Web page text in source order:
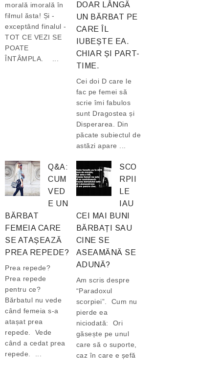
morală imorală în
filmul ăsta! Și -
exceptând finalul -
TOT CE VEZI SE
POATE
ÎNTÂMPLA. ...
DOAR LÂNGĂ
UN BĂRBAT PE
CARE ÎL
IUBEȘTE EA.
CHIAR ȘI PART-
TIME.
Cei doi D care le
fac pe femei să
scrie îmi fabulos
sunt Dragostea și
Disperarea. Din
păcate subiectul de
astăzi apare ...
Q&A:
CUM
VED
E UN
BĂRBAT
FEMEIA CARE
SE ATAȘEAZĂ
PREA REPEDE?
Prea repede?
Prea repede
pentru ce?
Bărbatul nu vede
când femeia s-a
atașat prea
repede. Vede
când a cedat prea
repede. ...
SCO
RPII
LE
IAU
CEI MAI BUNI
BĂRBAȚI SAU
CINE SE
ASEAMĂNĂ SE
ADUNĂ?
Am scris despre
“Paradoxul
scorpiei”. Cum nu
pierde ea
niciodată: Ori
găsește pe unul
care să o suporte,
caz în care e șefă